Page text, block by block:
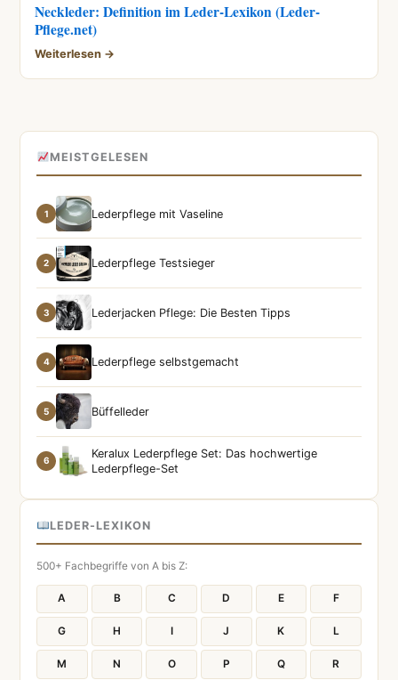
Neckleder: Definition im Leder-Lexikon (Leder-
Pflege.net)
Weiterlesen →
MEISTGELESEN
1 Lederpflege mit Vaseline
2 Lederpflege Testsieger
3 Lederjacken Pflege: Die Besten Tipps
4 Lederpflege selbstgemacht
5 Büffelleder
6
Keralux Lederpflege Set: Das hochwertige
Lederpflege-Set
LEDER-LEXIKON
500+ Fachbegriffe von A bis Z:
A B C D E F
G H I J K L
M N O P Q R